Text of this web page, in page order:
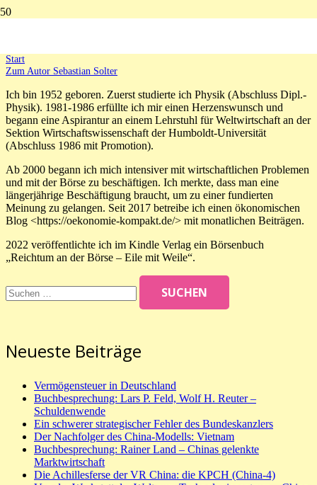
Start
Zum Autor Sebastian Solter
Ich bin 1952 geboren. Zuerst studierte ich Physik (Abschluss Dipl.-
Physik). 1981-1986 erfüllte ich mir einen Herzenswunsch und
begann eine Aspirantur an einem Lehrstuhl für Weltwirtschaft an der
Sektion Wirtschaftswissenschaft der Humboldt-Universität
(Abschluss 1986 mit Promotion).
Ab 2000 begann ich mich intensiver mit wirtschaftlichen Problemen
und mit der Börse zu beschäftigen. Ich merkte, dass man eine
längerjährige Beschäftigung braucht, um zu einer fundierten
Meinung zu gelangen. Seit 2017 betreibe ich einen ökonomischen
Blog <https://oekonomie-kompakt.de/> mit monatlichen Beiträgen.
2022 veröffentlichte ich im Kindle Verlag ein Börsenbuch
„Reichtum an der Börse – Eile mit Weile“.
nach:
Neueste Beiträge
Vermögensteuer in Deutschland
Buchbesprechung: Lars P. Feld, Wolf H. Reuter –
Schuldenwende
Ein schwerer strategischer Fehler des Bundeskanzlers
Der Nachfolger des China-Modells: Vietnam
Buchbesprechung: Rainer Land – Chinas gelenkte
Marktwirtschaft
Die Achillesferse der VR China: die KPCH (China-4)